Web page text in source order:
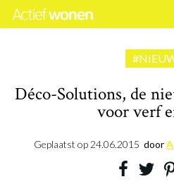
Déco-Solutions, de
voor verf
Geplaatst op 24.06.2015 door